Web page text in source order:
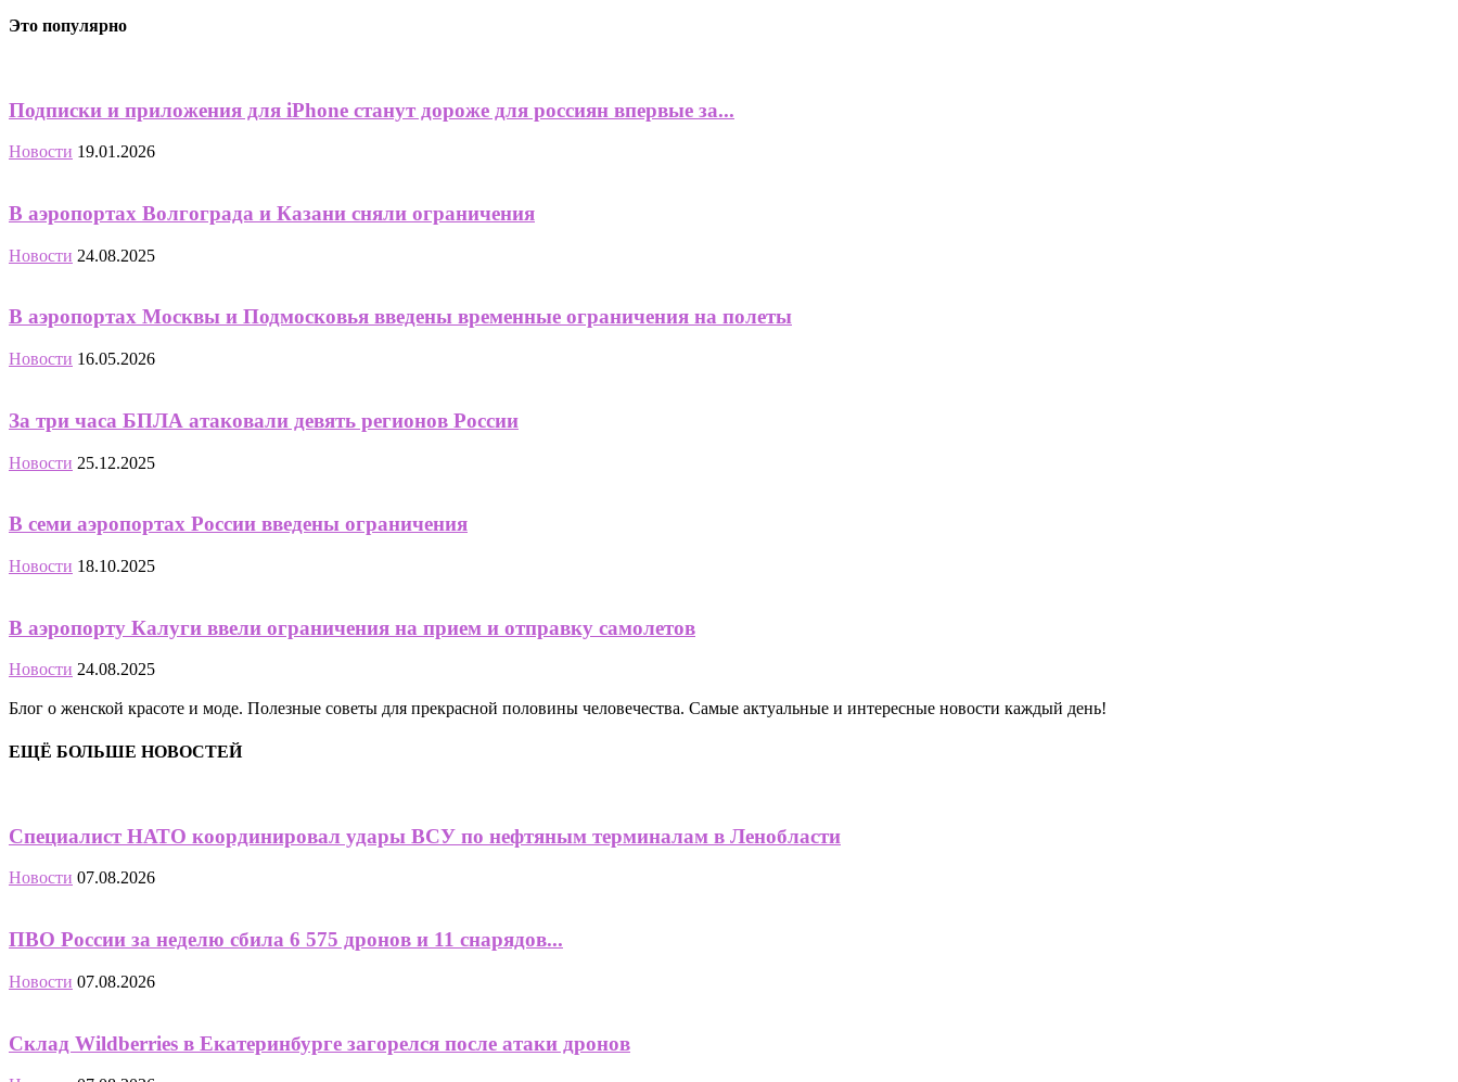
Это популярно
Подписки и приложения для iPhone станут дороже для россиян впервые за...
Новости 19.01.2026
В аэропортах Волгограда и Казани сняли ограничения
Новости 24.08.2025
В аэропортах Москвы и Подмосковья введены временные ограничения на полеты
Новости 16.05.2026
За три часа БПЛА атаковали девять регионов России
Новости 25.12.2025
В семи аэропортах России введены ограничения
Новости 18.10.2025
В аэропорту Калуги ввели ограничения на прием и отправку самолетов
Новости 24.08.2025
Блог о женской красоте и моде. Полезные советы для прекрасной половины человечества. Самые актуальные и интересные новости каждый день!
ЕЩЁ БОЛЬШЕ НОВОСТЕЙ
Специалист НАТО координировал удары ВСУ по нефтяным терминалам в Ленобласти
Новости 07.08.2026
ПВО России за неделю сбила 6 575 дронов и 11 снарядов...
Новости 07.08.2026
Склад Wildberries в Екатеринбурге загорелся после атаки дронов